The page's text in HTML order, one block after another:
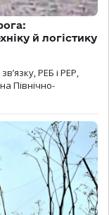
й логістику
РЕБ і РЕР,
Північно-